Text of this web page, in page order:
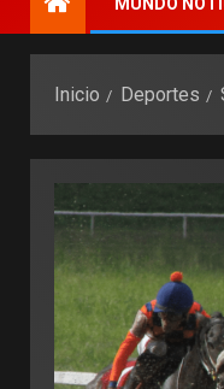
Inicio Deportes